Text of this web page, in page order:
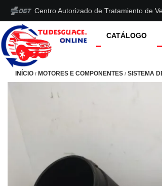
Centro Autorizado de Tratamiento de
CATÁLOGO
INÍCIO / MOTORES E COMPONENTES / SISTEMA